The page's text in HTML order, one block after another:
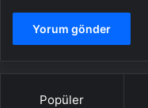
Popüler